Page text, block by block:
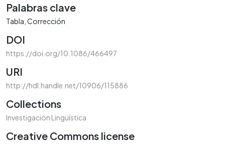
Palabras clave
Tabla Corrección
DOI
https://doi.org/10.1086/466497
URI
http://hdl.handle.net/10906/115886
Collections
Investigación Lingüística
Creative Commons license